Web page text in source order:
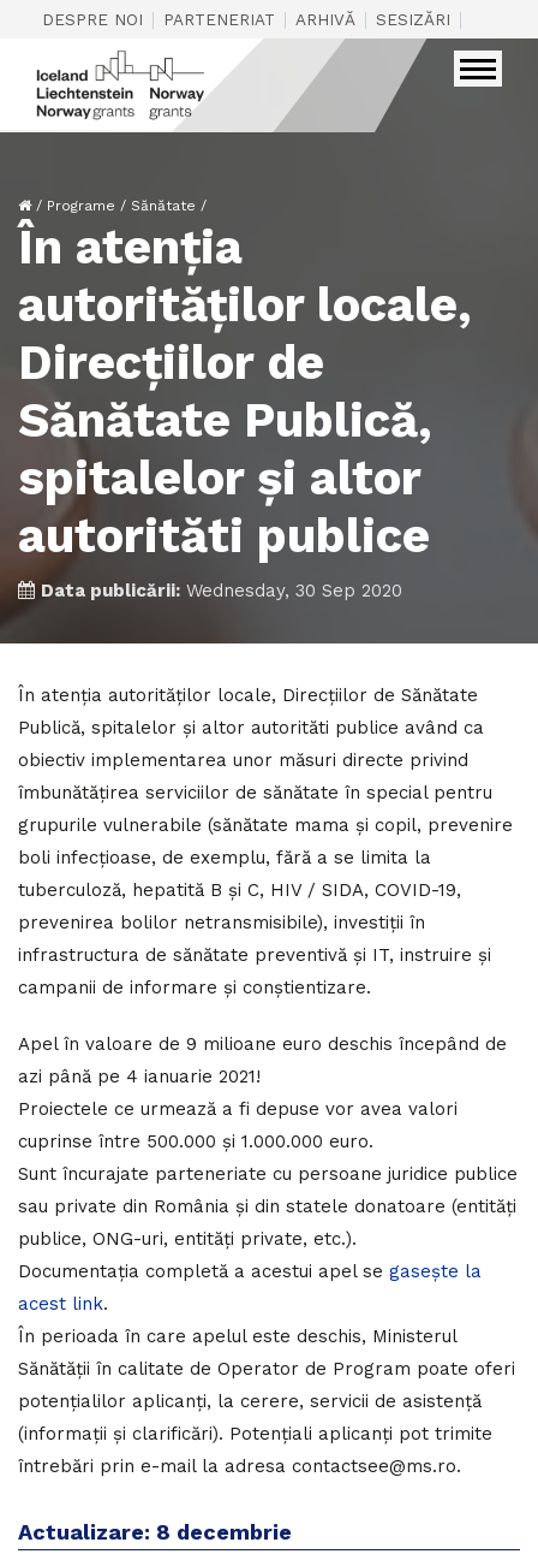
DESPRE NOI | PARTENERIAT | ARHIVĂ | SESIZĂRI |
/ Programe / Sănătate /
În atenția
autorităților locale,
Direcțiilor de
Sănătate Publică,
spitalelor și altor
autorităti publice
Data publicării: Wednesday, 30 Sep 2020
În atenția autorităților locale, Direcțiilor de Sănătate
Publică, spitalelor și altor autorităti publice având ca
obiectiv implementarea unor măsuri directe privind
îmbunătățirea serviciilor de sănătate în special pentru
grupurile vulnerabile (sănătate mama și copil, prevenire
boli infecțioase, de exemplu, fără a se limita la
tuberculoză, hepatită B și C, HIV / SIDA, COVID-19,
prevenirea bolilor netransmisibile), investiții în
infrastructura de sănătate preventivă și IT, instruire și
campanii de informare și conștientizare.
Apel în valoare de 9 milioane euro deschis începând de
azi până pe 4 ianuarie 2021!
Proiectele ce urmează a fi depuse vor avea valori
cuprinse între 500.000 și 1.000.000 euro.
Sunt încurajate parteneriate cu persoane juridice publice
sau private din România și din statele donatoare (entități
publice, ONG-uri, entități private, etc.).
Documentația completă a acestui apel se gasește la
acest link.
În perioada în care apelul este deschis, Ministerul
Sănătății în calitate de Operator de Program poate oferi
potențialilor aplicanți, la cerere, servicii de asistență
(informații și clarificări). Potențiali aplicanți pot trimite
întrebări prin e-mail la adresa contactsee@ms.ro.
Actualizare: 8 decembrie